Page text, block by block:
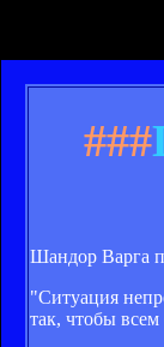
###
Шандор Варга
"Ситуация
так, чтобы